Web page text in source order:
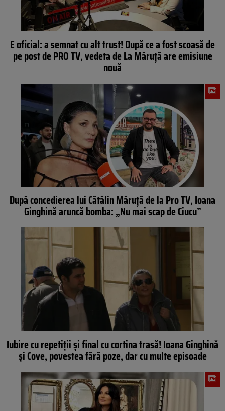
E oficial: a semnat cu alt trust! După ce a fost scoasă de
pe post de PRO TV, vedeta de La Măruță are emisiune
nouă
După concedierea lui Cătălin Măruță de la Pro TV, Ioana
Ginghină aruncă bomba: „Nu mai scap de Ciucu”
Iubire cu repetiții și final cu cortina trasă! Ioana Ginghină
și Cove, povestea fără poze, dar cu multe episoade